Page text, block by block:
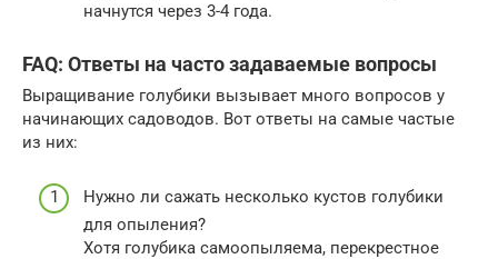
начнутся через 3-4 года.
FAQ: Ответы на часто задаваемые вопросы
Выращивание голубики вызывает много вопросов у
начинающих садоводов. Вот ответы на самые частые
из них:
Нужно ли сажать несколько кустов голубики
для опыления?
Хотя голубика самоопыляема, перекрестное